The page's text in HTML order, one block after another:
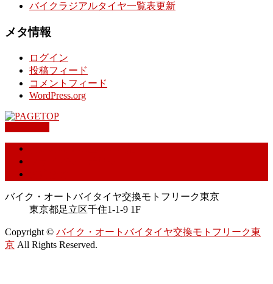
バイクラジアルタイヤ一覧表更新
メタ情報
ログイン
投稿フィード
コメントフィード
WordPress.org
バイク・オートバイタイヤ交換モトフリーク東京
東京都足立区千住1-1-9 1F
Copyright © バイク・オートバイタイヤ交換モトフリーク東
京 All Rights Reserved.